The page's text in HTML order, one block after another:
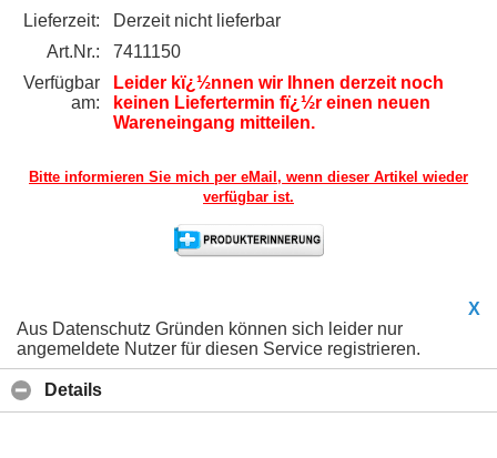
Lieferzeit:
Derzeit nicht lieferbar
Art.Nr.:
7411150
Verfügbar
am:
Leider kï¿½nnen wir Ihnen derzeit noch
keinen Liefertermin fï¿½r einen neuen
Wareneingang mitteilen.
Bitte informieren Sie mich per eMail, wenn dieser Artikel wieder
verfügbar ist.
X
Aus Datenschutz Gründen können sich leider nur
angemeldete Nutzer für diesen Service registrieren.
Details